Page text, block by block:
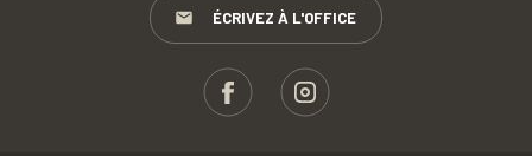
ÉCRIVEZ À L'OFFICE